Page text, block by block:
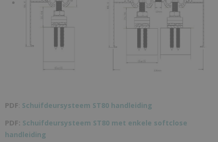
PDF: Schuifdeursysteem ST80 handleiding
PDF: Schuifdeursysteem ST80 met enkele softclose
handleiding